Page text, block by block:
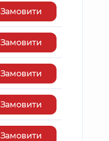
Замовити
Замовити
Замовити
Замовити
Замовити